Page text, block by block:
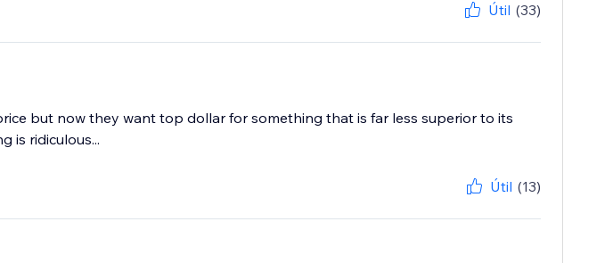
Útil (33)
but now they want top dollar for something that is far less superior to its
is ridiculous...
Útil (13)